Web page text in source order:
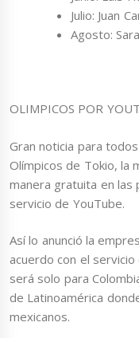
Julio: Juan
Agosto:
OLIMPICOS POR
Gran noticia para
Olímpicos de Tokio, la
manera gratuita en las
servicio de YouTube.
Así lo anunció la
acuerdo con el
será solo para
de Latinoamérica
mexicanos.